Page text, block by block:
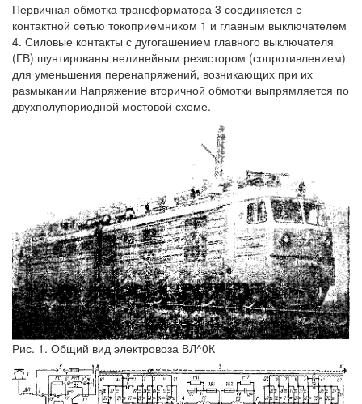
Первичная обмотка трансформатора 3 соединяется с
контактной сетью токоприемником 1 и главным выключателем
4. Силовые контакты с дугогашением главного выключателя
(ГВ) шунтированы нелинейным резистором (сопротивлением)
для уменьшения перенапряжений, возникающих при их
размыкании Напряжение вторичной обмотки выпрямляется по
двухполупориодной мостовой схеме.
Рис. 1. Общий вид электровоза ВЛ^0К